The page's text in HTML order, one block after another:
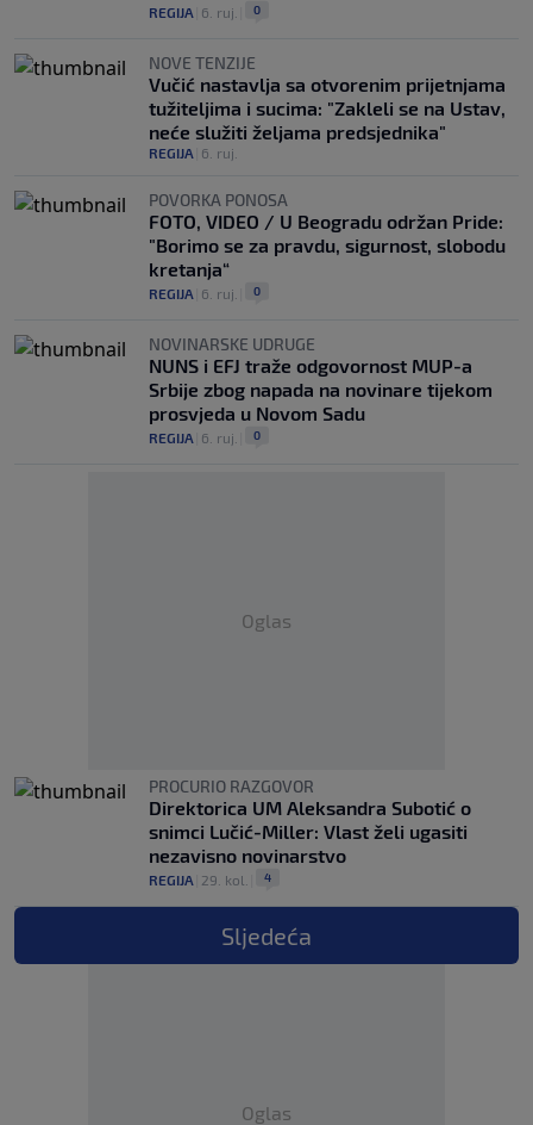
REGIJA 6. ruj. 0
NOVE TENZIJE
Vučić nastavlja sa otvorenim prijetnjama
tužiteljima i sucima: "Zakleli se na Ustav,
neće služiti željama predsjednika"
REGIJA 6. ruj.
POVORKA PONOSA
FOTO, VIDEO / U Beogradu održan Pride:
"Borimo se za pravdu, sigurnost, slobodu
kretanja“
REGIJA 6. ruj. 0
NOVINARSKE UDRUGE
NUNS i EFJ traže odgovornost MUP-a
Srbije zbog napada na novinare tijekom
prosvjeda u Novom Sadu
REGIJA 6. ruj. 0
Oglas
PROCURIO RAZGOVOR
Direktorica UM Aleksandra Subotić o
snimci Lučić-Miller: Vlast želi ugasiti
nezavisno novinarstvo
REGIJA 29. kol. 4
Sljedeća
Oglas